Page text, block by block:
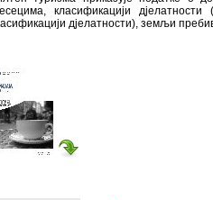
класификацији
дјелатности), земљи